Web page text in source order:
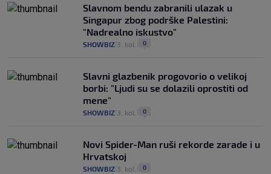
Slavnom bendu zabranili ulazak u
Singapur zbog podrške Palestini:
"Nadrealno iskustvo"
SHOWBIZ 3. kol. 0
Slavni glazbenik progovorio o velikoj
borbi: "Ljudi su se dolazili oprostiti od
mene"
SHOWBIZ 3. kol. 0
Novi Spider-Man ruši rekorde zarade i u
Hrvatskoj
SHOWBIZ 3. kol. 0